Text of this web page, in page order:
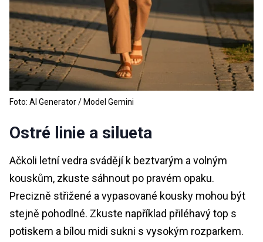
Foto: AI Generator / Model Gemini
Ostré linie a silueta
Ačkoli letní vedra svádějí k beztvarým a volným
kouskům, zkuste sáhnout po pravém opaku.
Precizně střižené a vypasované kousky mohou být
stejně pohodlné. Zkuste například přiléhavý top s
potiskem a bílou midi sukni s vysokým rozparkem.